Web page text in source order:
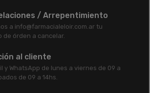
/ Arrepentimiento
a info@farmacialeloir.com.ar tu
de órden a cancelar.
al cliente
y WhatsApp de lunes a viernes de 09 a
de 09 a 14hs.